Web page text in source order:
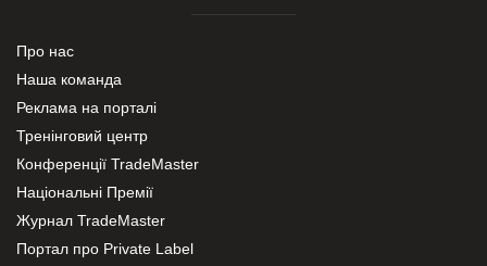
Про нас
Наша команда
Реклама на порталі
Тренінговий центр
Конференції TradeMaster
Національні Премії
Журнал TradeMaster
Портал про Private Label